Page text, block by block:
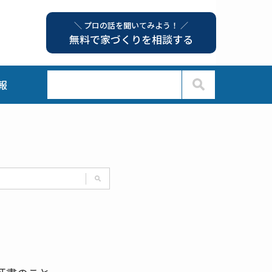
＼ プロの話を聞いてみよう！ ／
無料で家づくりを相談する